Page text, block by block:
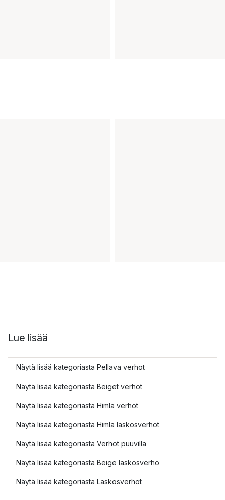
Lue lisää
Näytä lisää kategoriasta Pellava verhot
Näytä lisää kategoriasta Beiget verhot
Näytä lisää kategoriasta Himla verhot
Näytä lisää kategoriasta Himla laskosverhot
Näytä lisää kategoriasta Verhot puuvilla
Näytä lisää kategoriasta Beige laskosverho
Näytä lisää kategoriasta Laskosverhot